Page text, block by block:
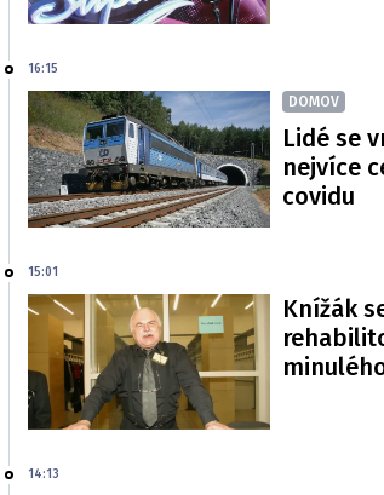
16:15
DOMOV
Lidé se
nejvíce
covidu
15:01
Knížák
14:13